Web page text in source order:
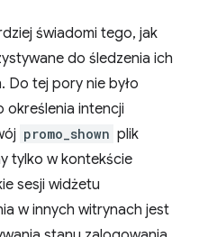
świadomi tego, jak
do śledzenia ich
Do tej pory nie było
określenia intencji
promo_shown plik
tylko w kontekście
sesji widżetu
w innych witrynach jest